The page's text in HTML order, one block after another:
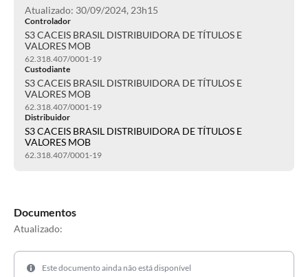
Atualizado: 30/09/2024, 23h15
Controlador
S3 CACEIS BRASIL DISTRIBUIDORA DE TÍTULOS E
VALORES MOB
62.318.407/0001-19
Custodiante
S3 CACEIS BRASIL DISTRIBUIDORA DE TÍTULOS E
VALORES MOB
62.318.407/0001-19
Distribuidor
S3 CACEIS BRASIL DISTRIBUIDORA DE TÍTULOS E
VALORES MOB
62.318.407/0001-19
Documentos
Atualizado:
Este documento ainda não está disponível